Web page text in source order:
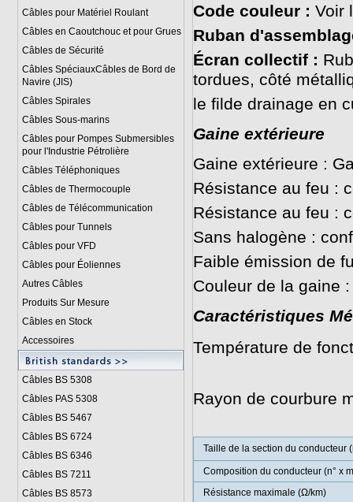
Câbles pour Matériel Roulant
Câbles en Caoutchouc et pour Grues
Câbles de Sécurité
Câbles SpéciauxCâbles de Bord de
Navire (JIS)
Câbles Spirales
Câbles Sous-marins
Câbles pour Pompes Submersibles
pour l'Industrie Pétrolière
Câbles Téléphoniques
Câbles de Thermocouple
Câbles de Télécommunication
Câbles pour Tunnels
Câbles pour VFD
Câbles pour Éoliennes
Autres Câbles
Produits Sur Mesure
Câbles en Stock
Accessoires
Câbles BS 5308
Câbles PAS 5308
Câbles BS 5467
Câbles BS 6724
Câbles BS 6346
Câbles BS 7211
Câbles BS 8573
Code couleur : Voir
Ruban
Écran collectif :
tordues, côté
le filde drainage en
Gaine extérieure
Gaine extérieure :
Résistance au feu :
Résistance au feu :
Sans halogène :
Faible émission de
Couleur de la gaine
Caractéristiques
Température de
Rayon de courbure
Taille de la section du conducteur
Composition du conducteur (n° x
Résistance maximale (Ω/km)